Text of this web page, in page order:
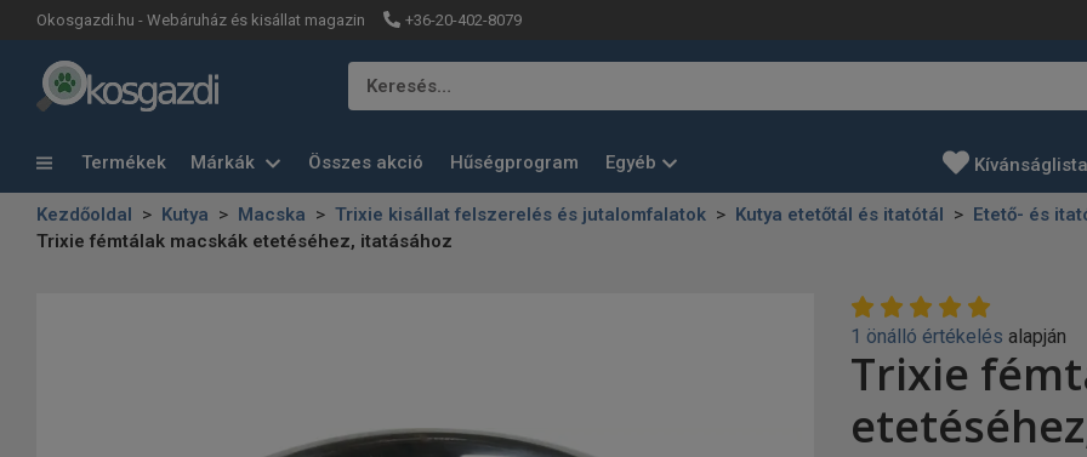
Okosgazdi.hu - Webáruház és kisállat magazin +36-20-402-8079
Keresés…
Termékek Márkák Összes akció Hűségprogram Egyéb Kívánságlista
Kezdőoldal Kutya Macska Trixie kisállat felszerelés és jutalomfalatok Kutya etetőtál és itatótál
Etető- és
Trixie fémtálak macskák etetéséhez, itatásához
1 önálló értékelés alapján
Trixie